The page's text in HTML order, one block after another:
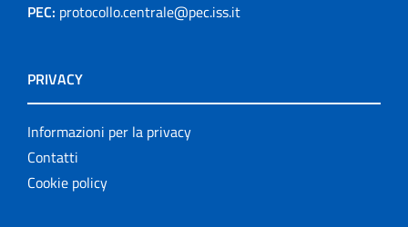
PEC: protocollo.centrale@pec.iss.it
PRIVACY
Informazioni per la privacy
Contatti
Cookie policy